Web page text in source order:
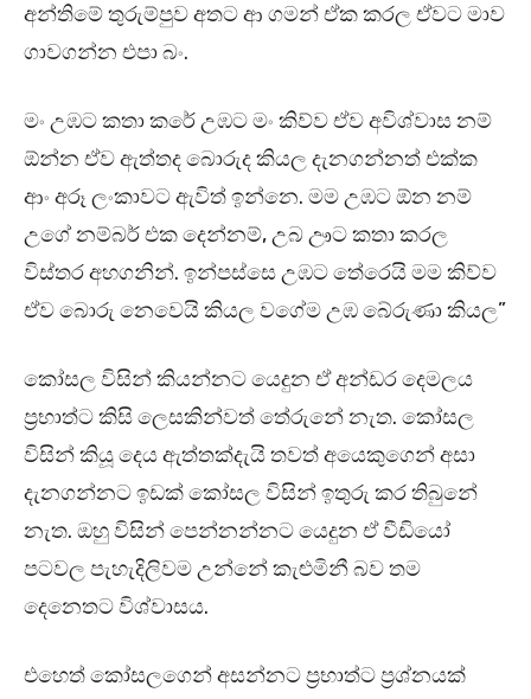
අන්තිමේ තුරුම්පුව අතට ආ ගමන් ඒක කරල ඒවට මාව
ගාවගන්න එපා බං.
මං උඹට කතා කරේ උඹට මං කිව්ව ඒව අවිශ්වාස නම්
ඕන්න ඒව ඇත්තද බොරුද කියල දැනගන්නත් එක්ක
ආං අරූ ලංකාවට ඇවිත් ඉන්නෙ. මම උඹට ඕන නම්
උගේ නම්බර් එක දෙන්නම්, උබ ඌට කතා කරල
විස්තර අහගනින්. ඉන්පස්සෙ උඹට තේරෙයි මම කිව්ව
ඒව බොරු නෙවෙයි කියල වගේම උඹ බේරුණා කියල”
කෝසල විසින් කියන්නට යෙදුන ඒ අන්ඩර දෙමලය
ප්‍රභාත්ට කිසි ලෙසකින්වත් තේරුනේ නැත. කෝසල
විසින් කියූ දෙය ඇත්තක්දැයි තවත් අයෙකුගෙන් අසා
දැනගන්නට ඉඩක් කෝසල විසින් ඉතුරු කර තිබුනේ
නැත. ඔහු විසින් පෙන්නන්නට යෙදුන ඒ වීඩියෝ
පටවල පැහැදිලිවම උන්නේ කැළුමිනී බව තම
දෙනෙතට විශ්වාසය.
එහෙත් කෝසලගෙන් අසන්නට ප්‍රභාත්ට ප්‍රශ්නයක්